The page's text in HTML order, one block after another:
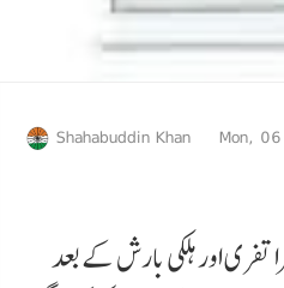
Shahabuddin Khan Mon,
تفری اور ہلکی بارش کے بعد